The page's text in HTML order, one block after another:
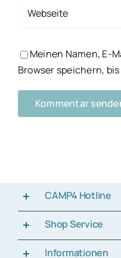
Meinen Namen, E-
Browser speichern,
CAMP4 Hotline
Shop Service
Informationen